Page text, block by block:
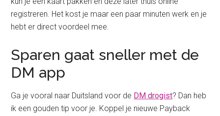
registreren. Het kost je maar een paar minuten werk en je
hebt er direct voordeel mee.
Sparen gaat sneller met de
DM app
Ga je vooral naar Duitsland voor de DM drogist? Dan heb
ik een gouden tip voor je. Koppel je nieuwe Payback